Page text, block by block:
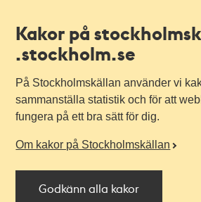
Kakor på
.stockholm.se
På Stockholmskällan använder vi
sammanställa statistik och för att
fungera på ett bra sätt för dig.
Om kakor på Stockholmskällan
Godkänn alla kakor